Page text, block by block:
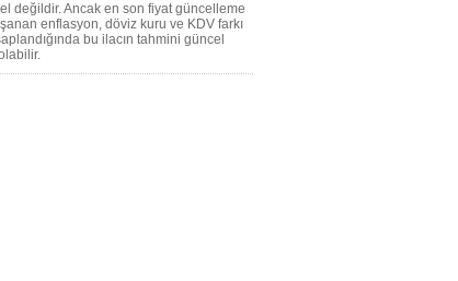
değildir. Ancak en son fiyat güncelleme
enflasyon, döviz kuru ve KDV farkı
bu ilacın tahmini güncel